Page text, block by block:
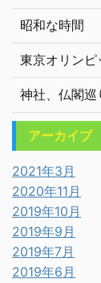
昭和な時間
東京オリン
神社、仏閣巡
アーカイブ
2021年3月
2020年11月
2019年10月
2019年9月
2019年7月
2019年6月